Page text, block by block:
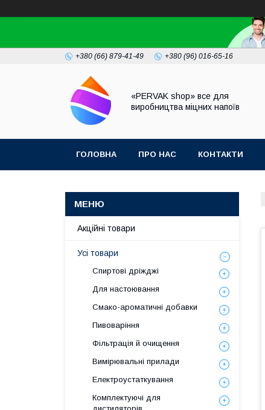
+380 (66) 879-41-49 +380 (96) 016-65-16
«PERVAK shop» все для
виробництва міцних напоїв
ГОЛОВНА ПРО НАС КОНТАКТИ
Акційні товари
Усі товари
Спиртові дріжджі
Для настоювання
Смако-ароматичні добавки
Пивоваріння
Фільтрація й очищення
Вимірювальні прилади
Електроустаткування
Комплектуючі для